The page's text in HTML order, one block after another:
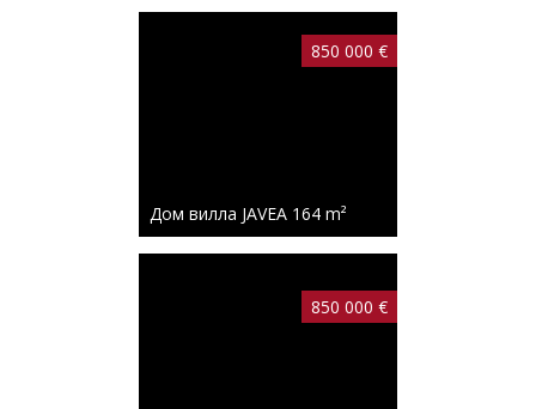
850 000 €
Дом вилла JAVEA 164 m²
850 000 €